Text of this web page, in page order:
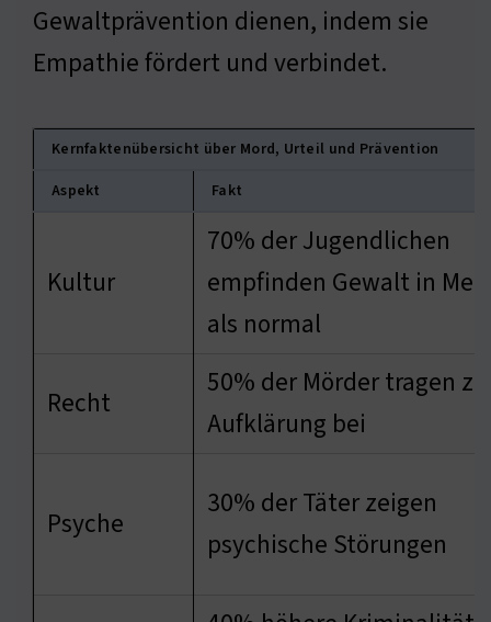
Gewaltprävention dienen, indem sie
Empathie fördert und verbindet.
Kernfaktenübersicht über Mord, Urteil und Prävention
Aspekt
Fakt
Kultur
70% der Jugendlichen
empfinden Gewalt in
als normal
Recht
50% der Mörder tragen
Aufklärung bei
Psyche
30% der Täter zeigen
psychische Störungen